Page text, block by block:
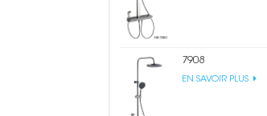
7908
EN SAVOIR PLUS